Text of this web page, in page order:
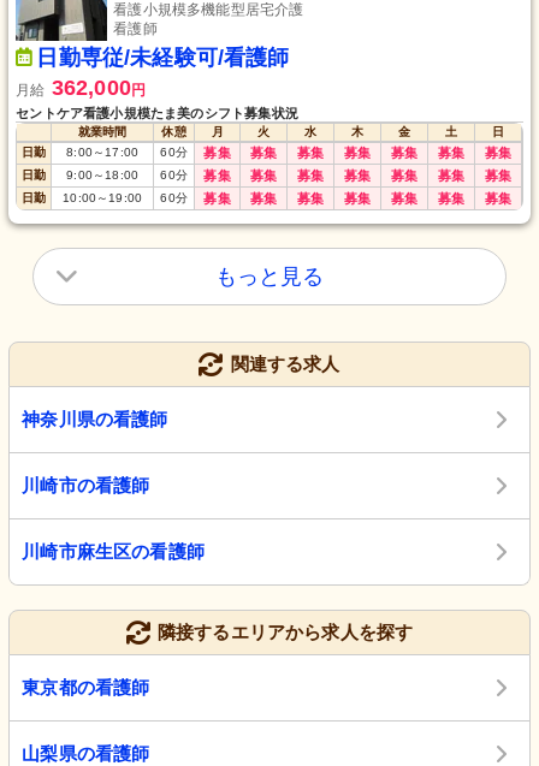
看護小規模多機能型居宅介護
看護師
日勤専従/未経験可/看護師
月給 362,000円
セントケア看護小規模たま美のシフト募集状況
就業時間 休憩 月 火 水 木 金 土
日
日勤
8:00～17:00 60分 募集 募集 募集 募集 募集 募集 募集
日勤 9:00～18:00 60分 募集 募集 募集 募集 募集 募集 募集
日勤 10:00～19:00 60分 募集 募集 募集 募集 募集 募集 募集
もっと見る
関連する求人
神奈川県の看護師
川崎市の看護師
川崎市麻生区の看護師
隣接するエリアから求人を探す
東京都の看護師
山梨県の看護師